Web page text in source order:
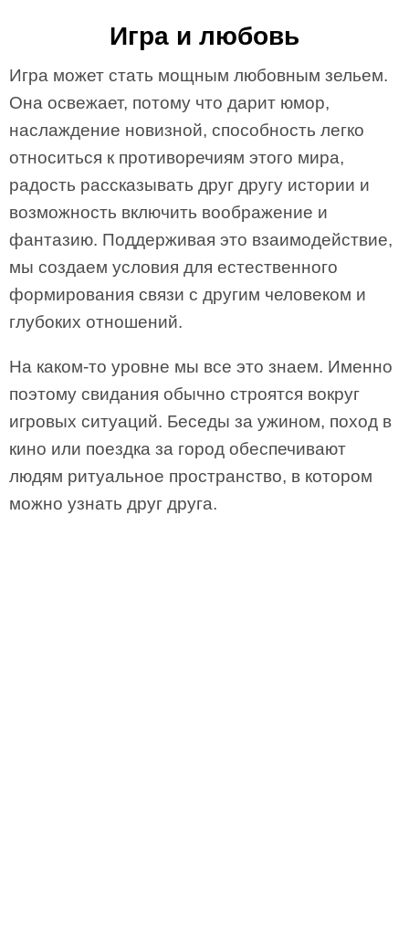
Игра и любовь
Игра может стать мощным любовным зельем.
Она освежает, потому что дарит юмор,
наслаждение новизной, способность легко
относиться к противоречиям этого мира,
радость рассказывать друг другу истории и
возможность включить воображение и
фантазию. Поддерживая это взаимодействие,
мы создаем условия для естественного
формирования связи с другим человеком и
глубоких отношений.
На каком-то уровне мы все это знаем. Именно
поэтому свидания обычно строятся вокруг
игровых ситуаций. Беседы за ужином, поход в
кино или поездка за город обеспечивают
людям ритуальное пространство, в котором
можно узнать друг друга.